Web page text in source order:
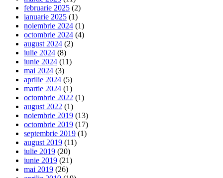
februarie 2025 (2)
ianuarie 2025 (1)
noiembrie 2024 (1)
octombrie 2024 (4)
august 2024 (2)
iulie 2024 (8)
iunie 2024 (11)
mai 2024 (3)
aprilie 2024 (5)
martie 2024 (1)
octombrie 2022 (1)
august 2022 (1)
noiembrie 2019 (13)
octombrie 2019 (17)
septembrie 2019 (1)
august 2019 (11)
iulie 2019 (20)
iunie 2019 (21)
mai 2019 (26)